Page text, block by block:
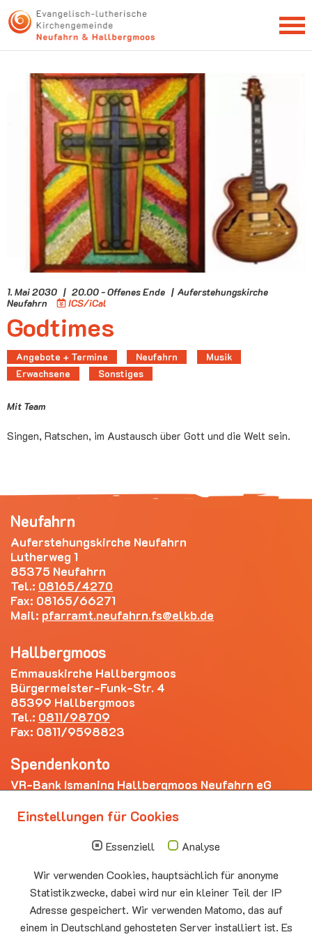
NEWSLETTER
1. Mai 2030 | 20.00 - Offenes Ende | Auferstehungskirche
Neufahrn
ICS/iCal
Godtimes
Angebote + Termine Neufahrn
Musik
Erwachsene
Sonstiges
Mit Team
Singen, Ratschen, im Austausch über Gott und die Welt sein.
Neufahrn
Auferstehungskirche Neufahrn
Lutherweg 1
85375 Neufahrn
Tel.: 08165/4270
Fax: 08165/66271
Mail: pfarramt.neufahrn.fs elkb.de
Hallbergmoos
Emmauskirche Hallbergmoos
Bürgermeister-Funk-Str. 4
85399 Hallbergmoos
Tel.: 0811/98709
Fax: 0811/9598823
Spendenkonto
VR-Bank Ismaning Hallbergmoos Neufahrn eG
Die nächsten Termine
10.00 - 11.00
Auferstehungskirche Neufahrn
Montag
15.00 - 17.00
10.08
Senioren-Spieletreff Neufahrn
Einstellungen für Cookies
Essenziell
Analyse
Wir verwenden Cookies, hauptsächlich für anonyme
Statistikzwecke, dabei wird nur ein kleiner Teil der IP
Adresse gespeichert. Wir verwenden Matomo, das auf
einem in Deutschland gehosteten Server installiert ist. Es